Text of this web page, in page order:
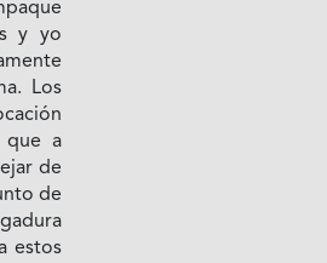
y yo
Los
que a
de
de
estos